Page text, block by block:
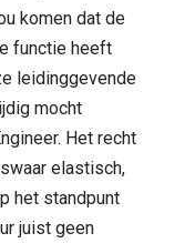
komen dat de
functie heeft
leidinggevende
mocht
Het recht
elastisch,
het standpunt
juist geen